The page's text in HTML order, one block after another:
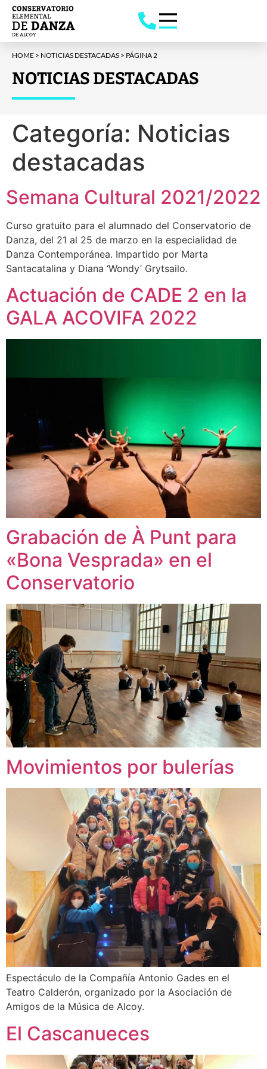
HOME > NOTICIAS DESTACADAS > PÁGINA 2
NOTICIAS DESTACADAS
Categoría: Noticias
destacadas
Semana Cultural 2021/2022
Curso gratuito para el alumnado del Conservatorio de
Danza, del 21 al 25 de marzo en la especialidad de
Danza Contemporánea. Impartido por Marta
Santacatalina y Diana ‘Wondy’ Grytsailo.
Actuación de CADE 2 en la
GALA ACOVIFA 2022
Grabación de À Punt para
«Bona Vesprada» en el
Conservatorio
Movimientos por bulerías
Espectáculo de la Compañía Antonio Gades en el
Teatro Calderón, organizado por la Asociación de
Amigos de la Música de Alcoy.
El Cascanueces